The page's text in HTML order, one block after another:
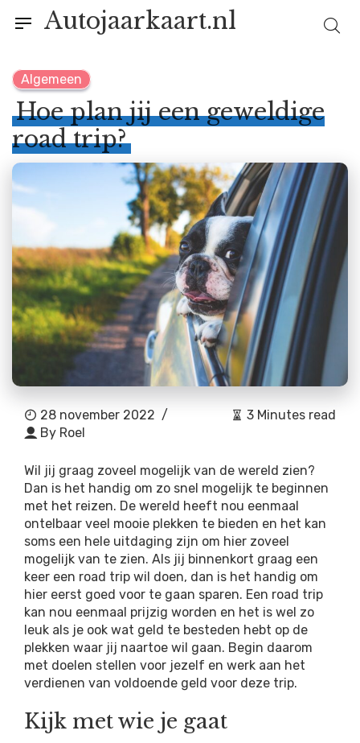
Autojaarkaart.nl
Algemeen
Hoe plan jij een geweldige
road trip?
28 november 2022 /
By Roel
3 Minutes read
Wil jij graag zoveel mogelijk van de wereld zien?
Dan is het handig om zo snel mogelijk te beginnen
met het reizen. De wereld heeft nou eenmaal
ontelbaar veel mooie plekken te bieden en het kan
soms een hele uitdaging zijn om hier zoveel
mogelijk van te zien. Als jij binnenkort graag een
keer een road trip wil doen, dan is het handig om
hier eerst goed voor te gaan sparen. Een road trip
kan nou eenmaal prijzig worden en het is wel zo
leuk als je ook wat geld te besteden hebt op de
plekken waar jij naartoe wil gaan. Begin daarom
met doelen stellen voor jezelf en werk aan het
verdienen van voldoende geld voor deze trip.
Kijk met wie je gaat